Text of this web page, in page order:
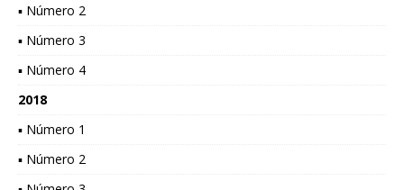
▪ Número 2
▪ Número 3
▪ Número 4
2018
▪ Número 1
▪ Número 2